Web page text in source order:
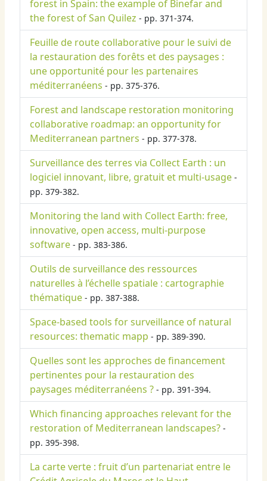
forest in Spain: the example of Binefar and
the forest of San Quilez - pp. 371-374.
Feuille de route collaborative pour le suivi de
la restauration des forêts et des paysages :
une opportunité pour les partenaires
méditerranéens - pp. 375-376.
Forest and landscape restoration monitoring
collaborative roadmap: an opportunity for
Mediterranean partners - pp. 377-378.
Surveillance des terres via Collect Earth : un
logiciel innovant, libre, gratuit et multi-usage -
pp. 379-382.
Monitoring the land with Collect Earth: free,
innovative, open access, multi-purpose
software - pp. 383-386.
Outils de surveillance des ressources
naturelles à l’échelle spatiale : cartographie
thématique - pp. 387-388.
Space-based tools for surveillance of natural
resources: thematic mapp - pp. 389-390.
Quelles sont les approches de financement
pertinentes pour la restauration des
paysages méditerranéens ? - pp. 391-394.
Which financing approaches relevant for the
restoration of Mediterranean landscapes? -
pp. 395-398.
La carte verte : fruit d’un partenariat entre le